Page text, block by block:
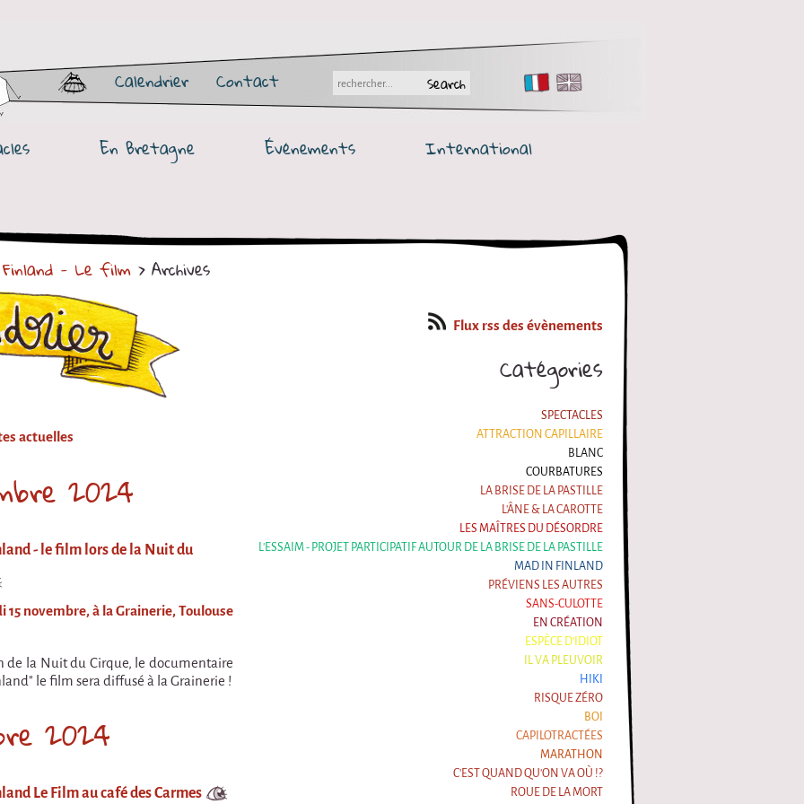
Calendrier Contact FR EN
En Bretagne Événements International
- Le film > Archives
Flux rss des évènements
Catégories
SPECTACLES
ATTRACTION CAPILLAIRE
BLANC
COURBATURES
LA BRISE DE LA PASTILLE
L'ÂNE & LA CAROTTE
LES MAÎTRES DU DÉSORDRE
L'ESSAIM - PROJET PARTICIPATIF AUTOUR DE LA BRISE DE LA PASTILLE
MAD IN FINLAND
PRÉVIENS LES AUTRES
SANS-CULOTTE
EN CRÉATION
ESPÈCE D'IDIOT
IL VA PLEUVOIR
HIKI
RISQUE ZÉRO
BOI
CAPILOTRACTÉES
MARATHON
C'EST QUAND QU'ON VA OÙ !?
ROUE DE LA MORT
actuelles
2024
- le film lors de la Nuit du
15 novembre, à la Grainerie, Toulouse
de la Nuit du Cirque, le documentaire
le film sera diffusé à la Grainerie !
2024
Le Film au café des Carmes